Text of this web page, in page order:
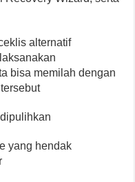
alternatif
bisa memilah dengan
yang hendak